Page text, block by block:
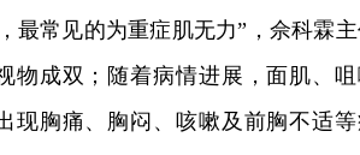
最常见的为重症肌无力”，佘科霖
物成双；随着病情进展，面肌、
现胸痛、胸闷、咳嗽及前胸不适等